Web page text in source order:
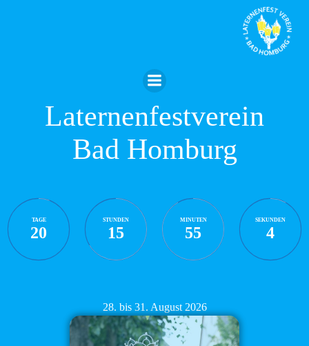
Laternenfestverein
Bad Homburg
TAGE
20
STUNDEN
15
MINUTEN
55
SEKUNDEN
3
28. bis 31. August 2026